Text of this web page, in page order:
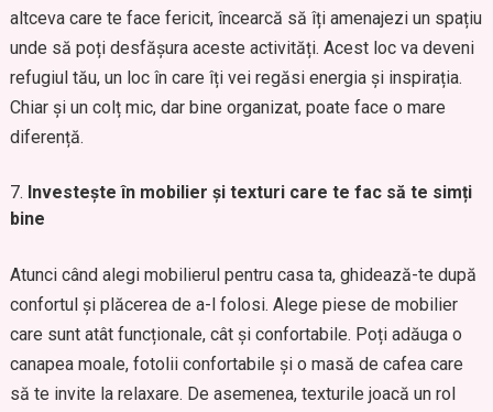
altceva care te face fericit, încearcă să îți amenajezi un spațiu
unde să poți desfășura aceste activități. Acest loc va deveni
refugiul tău, un loc în care îți vei regăsi energia și inspirația.
Chiar și un colț mic, dar bine organizat, poate face o mare
diferență.
Investește în mobilier și texturi care te fac să te simți
bine
Atunci când alegi mobilierul pentru casa ta, ghidează-te după
confortul și plăcerea de a-l folosi. Alege piese de mobilier
care sunt atât funcționale, cât și confortabile. Poți adăuga o
canapea moale, fotolii confortabile și o masă de cafea care
să te invite la relaxare. De asemenea, texturile joacă un rol